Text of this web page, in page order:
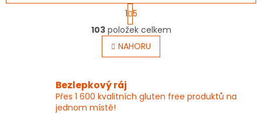
O
v
l
á
c
í
S
t
r
á
n
k
n
1 5
103položek celkem
NAHORU
Bezlepkový ráj
Přes 1 600 kvalitních gluten free produktů na
jednom místě!